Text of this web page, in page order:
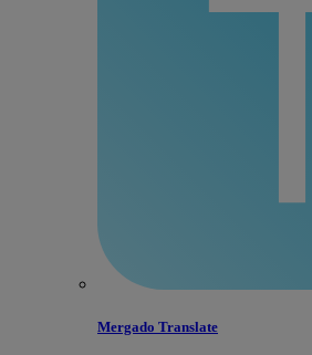
Mergado Translate